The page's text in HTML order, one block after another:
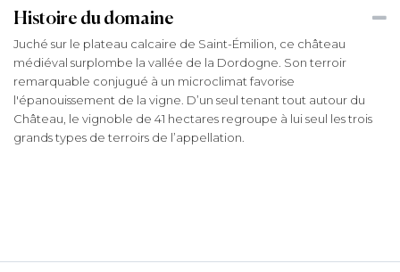
Histoire du domaine
Juché sur le plateau calcaire de Saint-Émilion, ce château
médiéval surplombe la vallée de la Dordogne. Son terroir
remarquable conjugué à un microclimat favorise
l'épanouissement de la vigne. D’un seul tenant tout autour du
Château, le vignoble de 41 hectares regroupe à lui seul les trois
grands types de terroirs de l’appellation.